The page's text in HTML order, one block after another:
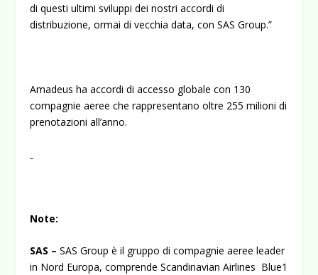
di questi ultimi sviluppi dei nostri accordi di
distribuzione, ormai di vecchia data, con SAS Group.”
Amadeus ha accordi di accesso globale con 130
compagnie aeree che rappresentano oltre 255 milioni di
prenotazioni all’anno.
Note:
SAS – SAS Group è il gruppo di compagnie aeree leader
in Nord Europa, comprende Scandinavian Airlines Blue1